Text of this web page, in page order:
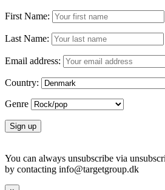
First Name:
Last Name:
Email address:
Country:
Genre
You can always unsubscribe via
by contacting info@targetgroup.dk